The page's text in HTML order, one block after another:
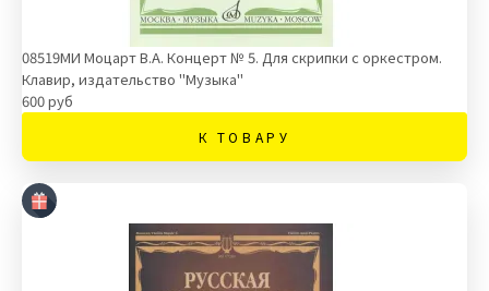
08519МИ Моцарт В.А. Концерт № 5. Для скрипки с оркестром.
Клавир, издательство "Музыка"
600 руб
К ТОВАРУ